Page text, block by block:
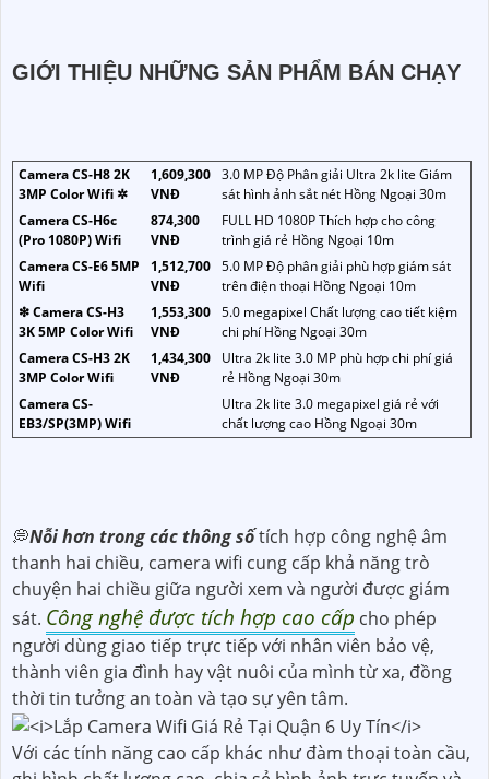
GIỚI THIỆU NHỮNG SẢN PHẨM BÁN CHẠY
Camera CS-H8 2K
3MP Color Wifi ✲
1,609,300
VNĐ
3.0 MP Độ Phân giải Ultra 2k lite Giám
sát hình ảnh sắt nét Hồng Ngoại 30m
Camera CS-H6c
(Pro 1080P) Wifi
874,300
VNĐ
FULL HD 1080P Thích hợp cho công
trình giá rẻ Hồng Ngoại 10m
Camera CS-E6 5MP
Wifi
1,512,700
VNĐ
5.0 MP Độ phân giải phù hợp giám sát
trên điện thoại Hồng Ngoại 10m
❇ Camera CS-H3
3K 5MP Color Wifi
1,553,300
VNĐ
5.0 megapixel Chất lượng cao tiết kiệm
chi phí Hồng Ngoại 30m
Camera CS-H3 2K
3MP Color Wifi
1,434,300
VNĐ
Ultra 2k lite 3.0 MP phù hợp chi phí giá
rẻ Hồng Ngoại 30m
Camera CS-
EB3/SP(3MP) Wifi
Ultra 2k lite 3.0 megapixel giá rẻ với
chất lượng cao Hồng Ngoại 30m
💭Nỗi hơn trong các thông sốtích hợp công nghệ âm
thanh hai chiều, camera wifi cung cấp khả năng trò
chuyện hai chiều giữa người xem và người được giám
sát. Công nghệ được tích hợp cao cấp cho phép
người dùng giao tiếp trực tiếp với nhân viên bảo vệ,
thành viên gia đình hay vật nuôi của mình từ xa, đồng
thời tin tưởng an toàn và tạo sự yên tâm.
Với các tính năng cao cấp khác như đàm thoại toàn cầu,